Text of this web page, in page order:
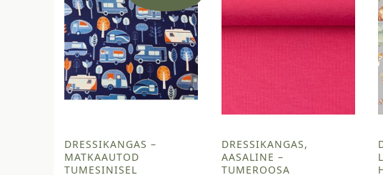
DRESSIKANGAS –
MATKAAUTOD
TUMESINISEL
DRESSIKANGAS,
AASALINE –
TUMEROOSA